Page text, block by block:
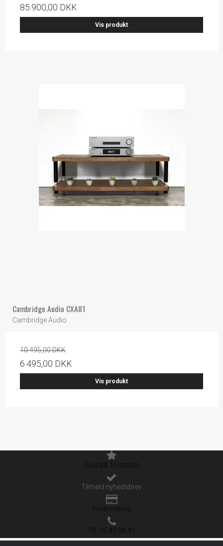
85.900,00 DKK
Vis produkt
Cambridge Audio CXA81
Cambridge Audio
10.495,00 DKK
6.495,00 DKK
Vis produkt
God på Trustpilot
Tilmeld nyhedsbrev
Finansiering
Tlf. 35 42 04 41